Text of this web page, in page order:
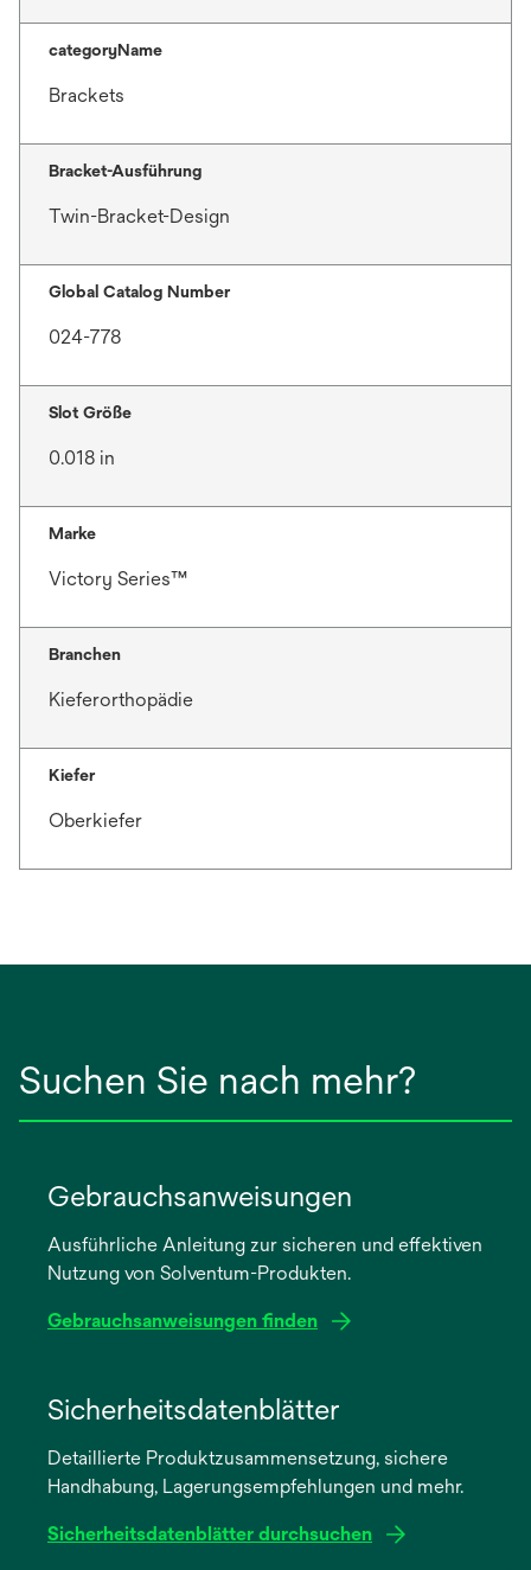
categoryName
Brackets
Bracket-Ausführung
Twin-Bracket-Design
Global Catalog Number
024-778
Slot Größe
0.018 in
Marke
Victory Series™
Branchen
Kieferorthopädie
Kiefer
Oberkiefer
Suchen Sie nach mehr?
Gebrauchsanweisungen
Ausführliche Anleitung zur sicheren und effektiven
Nutzung von Solventum-Produkten.
Gebrauchsanweisungen finden
neuen
Registerkarte
Sicherheitsdatenblätter
Detaillierte Produktzusammensetzung, sichere
Handhabung, Lagerungsempfehlungen und mehr.
Sicherheitsdatenblätter durchsuchen